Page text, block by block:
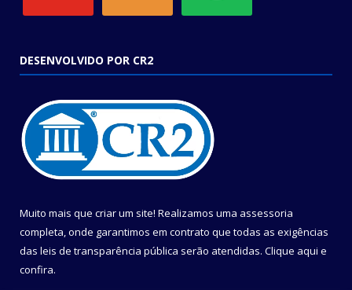
DESENVOLVIDO POR CR2
Muito mais que criar um site! Realizamos uma assessoria
completa, onde garantimos em contrato que todas as exigências
das leis de transparência pública serão atendidas. Clique aqui e
confira.